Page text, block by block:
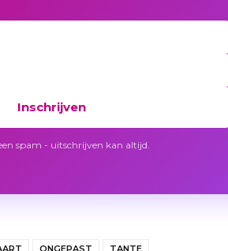
Inschrijven
spam - uitschrijven kan altijd.
ONGEPAST TANTE